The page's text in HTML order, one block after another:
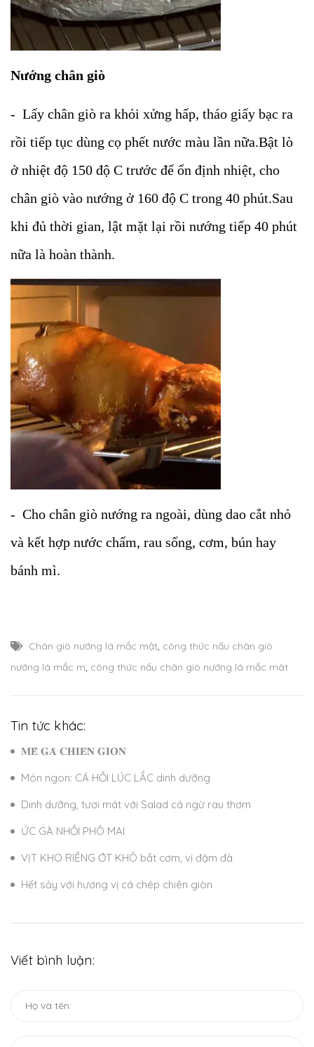
Nướng chân giò
- Lấy chân giò ra khỏi xửng hấp, tháo giấy bạc ra
rồi tiếp tục dùng cọ phết nước màu lần nữa.Bật lò
ở nhiệt độ 150 độ C trước để ổn định nhiệt, cho
chân giò vào nướng ở 160 độ C trong 40 phút.Sau
khi đủ thời gian, lật mặt lại rồi nướng tiếp 40 phút
nữa là hoàn thành.
- Cho chân giò nướng ra ngoài, dùng dao cắt nhỏ
và kết hợp nước chấm, rau sống, cơm, bún hay
bánh mì.
Chân giò nướng lá mắc mật công thức nấu chân giò
nướng lá mắc m công thức nấu chân giò nướng lá mắc mât
Tin tức khác:
𝐌𝐄̂̀ 𝐆𝐀̀ 𝐂𝐇𝐈𝐄̂𝐍 𝐆𝐈𝐎̀𝐍
Món ngon: CÁ HỒI LÚC LẮC dinh dưỡng
Dinh dưỡng, tươi mát với Salad cá ngừ rau thơm
ỨC GÀ NHỒI PHÔ MAI
VỊT KHO RIỀNG ỚT KHÔ bắt cơm, vị đậm đà
Hết sảy với hương vị cá chép chiên giòn
Viết bình luận: